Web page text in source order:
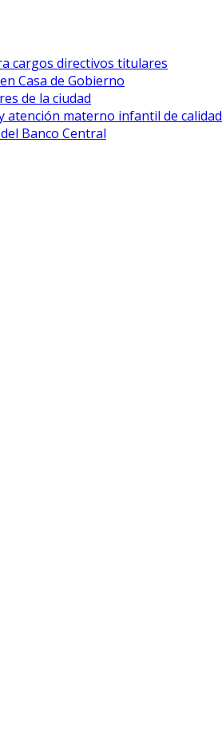
cargos directivos titulares
Casa de Gobierno
de la ciudad
atención materno infantil de calidad
Banco Central